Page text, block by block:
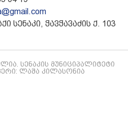
სენაკი, ჭავჭავაძის ქ. 103
სენაკის მუნიციპალიტეტი
ლაშა კილასონია